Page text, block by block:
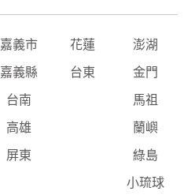
嘉義市 花蓮 澎湖
嘉義縣 台東 金門
台南 馬祖
高雄 蘭嶼
屏東 綠島
小琉球